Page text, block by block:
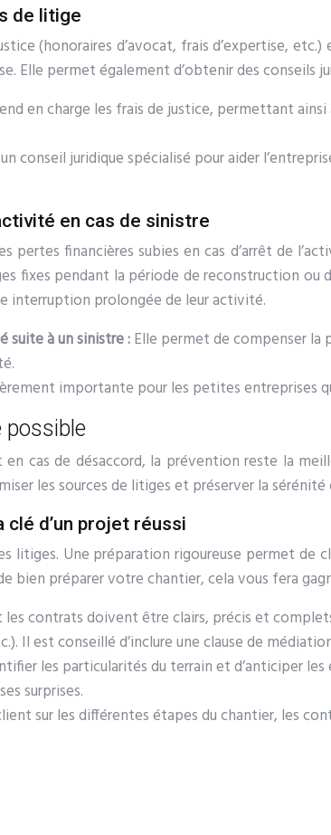
de litige
(honoraires d’avocat, frais d’expertise,
Elle permet également d’obtenir des conseils
en charge les frais de justice, permettant
conseil juridique spécialisé pour aider
en cas de sinistre
pertes financières subies en cas d’arrêt de
fixes pendant la période de reconstruction
interruption prolongée de leur activité.
suite à un sinistre :Elle permet de compenser la
importante pour les petites entreprises
possible
cas de désaccord, la prévention reste la
les sources de litiges et préserver la
d’un projet réussi
litiges. Une préparation rigoureuse permet de
bien préparer votre chantier, cela vous fera
les contrats doivent être clairs, précis et
Il est conseillé d’inclure une clause de
les particularités du terrain et d’anticiper
surprises.
sur les différentes étapes du chantier, les